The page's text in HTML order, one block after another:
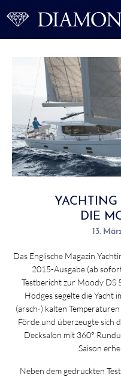
YACHTING
DIE
13.
Das Englische Magazin
2015-Ausgabe (ab
Testbericht zur Moody DS
Hodges segelte die Yacht
(arsch-) kalten
Förde und überzeugte sich
Decksalon mit 360°
Saison
Neben dem gedruckten